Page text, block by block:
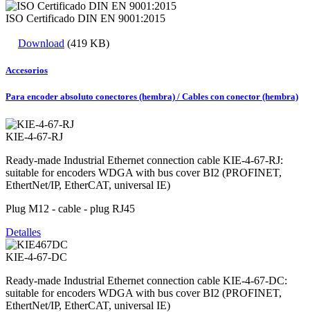
ISO Certificado DIN EN 9001:2015
Download (419 KB)
Accesorios
Para encoder absoluto conectores (hembra) / Cables con conector (hembra)
KIE-4-67-RJ
Ready-made Industrial Ethernet connection cable KIE-4-67-RJ:
suitable for encoders WDGA with bus cover BI2 (PROFINET,
EthertNet/IP, EtherCAT, universal IE)
Plug M12 - cable - plug RJ45
Detalles
KIE-4-67-DC
Ready-made Industrial Ethernet connection cable KIE-4-67-DC:
suitable for encoders WDGA with bus cover BI2 (PROFINET,
EthertNet/IP, EtherCAT, universal IE)